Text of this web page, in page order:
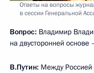
Ответы на вопросы
в сессии Генеральной
Вопрос: Владимир
на двусторонней
В.Путин: Между